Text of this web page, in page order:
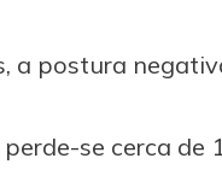
a postura
se cerca